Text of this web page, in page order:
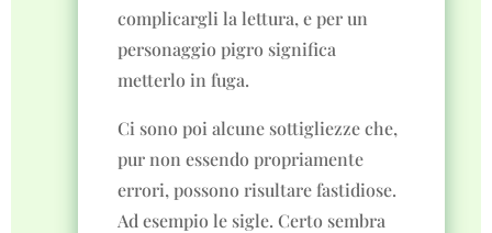
complicargli la lettura, e per un
personaggio pigro significa
metterlo in fuga.
Ci sono poi alcune sottigliezze che,
pur non essendo propriamente
errori, possono risultare fastidiose.
Ad esempio le sigle. Certo sembra